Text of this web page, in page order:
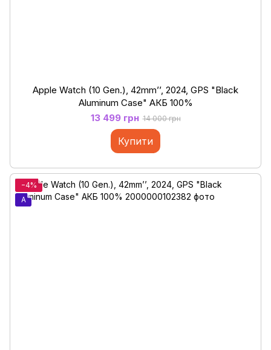
Apple Watch (10 Gen.), 42mm’’, 2024, GPS "Black
Aluminum Case" АКБ 100%
13 499 грн 14 000 грн
Купити
−4%
A